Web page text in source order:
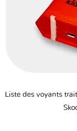
Liste des voyants